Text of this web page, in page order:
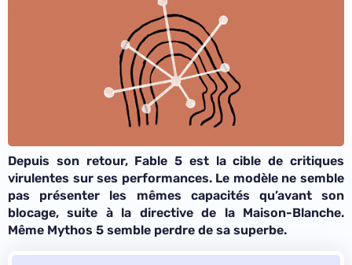
Depuis son retour, Fable 5 est la cible de critiques
virulentes sur ses performances. Le modèle ne semble
pas présenter les mêmes capacités qu’avant son
blocage, suite à la directive de la Maison-Blanche.
Même Mythos 5 semble perdre de sa superbe.